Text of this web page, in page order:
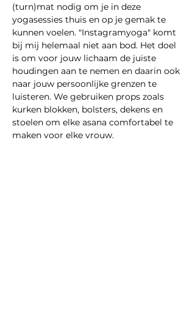
(turn)mat nodig om je in deze
yogasessies thuis en op je gemak te
kunnen voelen. "Instagramyoga" komt
bij mij helemaal niet aan bod. Het doel
is om voor jouw lichaam de juiste
houdingen aan te nemen en daarin ook
naar jouw persoonlijke grenzen te
luisteren. We gebruiken props zoals
kurken blokken, bolsters, dekens en
stoelen om elke asana comfortabel te
maken voor elke vrouw.